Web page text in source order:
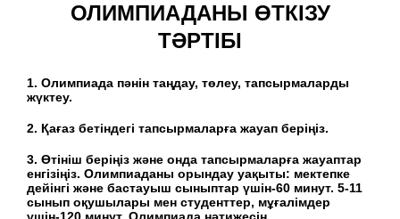
ОЛИМПИАДАНЫ ӨТКІЗУ
ТӘРТІБІ
1. Олимпиада пәнін таңдау, төлеу, тапсырмаларды
жүктеу.
2. Қағаз бетіндегі тапсырмаларға жауап беріңіз.
3. Өтініш беріңіз және онда тапсырмаларға жауаптар
енгізіңіз. Олимпиаданы орындау уақыты: мектепке
дейінгі және бастауыш сыныптар үшін-60 минут. 5-11
сынып оқушылары мен студенттер, мұғалімдер
үшін-120 минут. Олимпиада нәтижесін